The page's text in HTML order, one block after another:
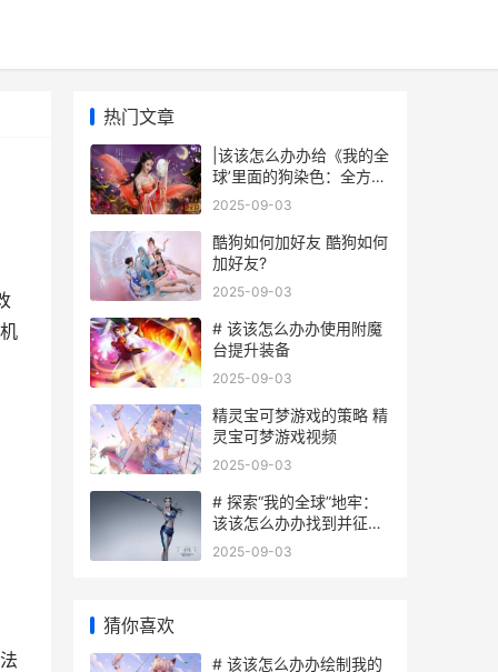
热门文章
|该该怎么办办给《我的全
球’里面的狗染色：全方位
指南|
2025-09-03
酷狗如何加好友 酷狗如何
加好友?
2025-09-03
# 该该怎么办办使用附魔
台提升装备
2025-09-03
精灵宝可梦游戏的策略 精
灵宝可梦游戏视频
2025-09-03
# 探索“我的全球”地牢：
该该怎么办办找到并征服
地牢
2025-09-03
猜你喜欢
# 该该怎么办办绘制我的